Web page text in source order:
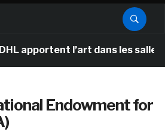
l’art dans les salles de
Endowment for